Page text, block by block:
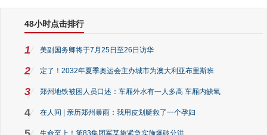
48小时点击排行
1 美副国务卿将于7月25日至26日访华
2 定了！2032年夏季奥运会主办城市为澳大利亚布里斯班
3 郑州地铁被困人员口述：车厢外水有一人多高 车厢内缺氧
4 在人间 | 亲历郑州暴雨：我用皮划艇救了一个孕妇
生命至上！第83集团军某旅紧急实施爆破分洪